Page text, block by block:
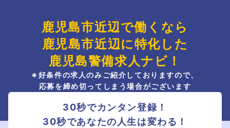
鹿児島市近辺で働くなら
鹿児島市近辺に特化した
鹿児島警備求人ナビ！
※好条件の求人のみご紹介しておりますので、
応募を締め切ってしまう場合がございます
30秒でカンタン登録！
30秒であなたの人生は変わる！